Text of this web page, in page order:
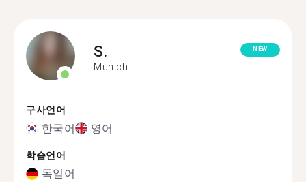
S.
Munich
NEW
구사언어
한국어 영어
학습언어
독일어